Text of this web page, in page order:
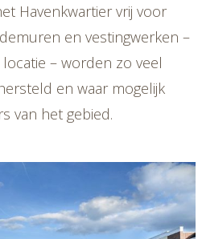
Havenkwartier vrij voor
en vestingwerken –
– worden zo veel
en waar mogelijk
van het gebied.